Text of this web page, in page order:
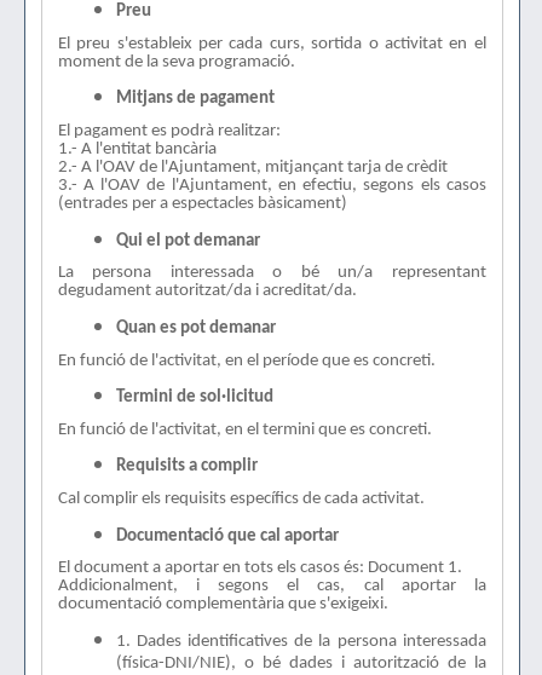
Preu
El preu s'estableix per cada curs, sortida o activitat en el
moment de la seva programació.
Mitjans de pagament
El pagament es podrà realitzar:
1.- A l'entitat bancària
2.- A l'OAV de l'Ajuntament, mitjançant tarja de crèdit
3.- A l'OAV de l'Ajuntament, en efectiu, segons els casos
(entrades per a espectacles bàsicament)
Qui el pot demanar
La persona interessada o bé un/a representant
degudament autoritzat/da i acreditat/da.
Quan es pot demanar
En funció de l'activitat, en el període que es concreti.
Termini de sol·licitud
En funció de l'activitat, en el termini que es concreti.
Requisits a complir
Cal complir els requisits específics de cada activitat.
Documentació que cal aportar
El document a aportar en tots els casos és: Document 1.
Addicionalment, i segons el cas, cal aportar la
documentació complementària que s'exigeixi.
1. Dades identificatives de la persona interessada
(física-DNI/NIE), o bé dades i autorització de la